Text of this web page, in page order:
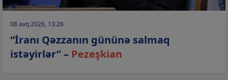
08 avq 2026, 13:26
“İranı Qəzzanın gününə salmaq
istəyirlər” – Pezeşkian